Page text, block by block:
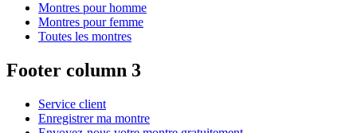
Montres pour homme
Montres pour femme
Toutes les montres
Footer column 3
Service client
Enregistrer ma montre